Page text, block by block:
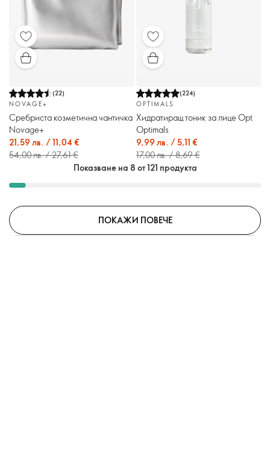
(22)
NOVAGE+
Сребриста козметична чантичка
Novage+
21,59 лв. / 11,04 €
54,00 лв. / 27,61 €
(224)
OPTIMALS
Хидратиращ тоник за лице Opt
Optimals
9,99 лв. / 5,11 €
17,00 лв. / 8,69 €
Показване на 8 от 121 продукта
ПОКАЖИ ПОВЕЧЕ